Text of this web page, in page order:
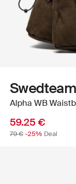
Swedteam
Alpha WB
59.25 €
79 € -25% Deal